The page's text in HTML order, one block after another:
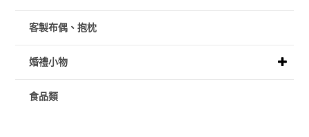
客製布偶、抱枕
婚禮小物
食品類